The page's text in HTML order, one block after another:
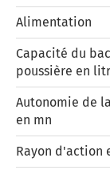
Alimentation
Capacité du
poussière en
Autonomie de
en mn
Rayon d'action